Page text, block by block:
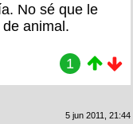
No sé que le
animal.
1
5 jun 2011, 21:44